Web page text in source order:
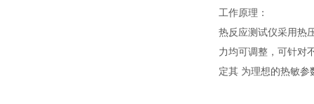
工作原理：
热反应测试仪采用热
力均可调整，可针对
定其 为理想的热敏参